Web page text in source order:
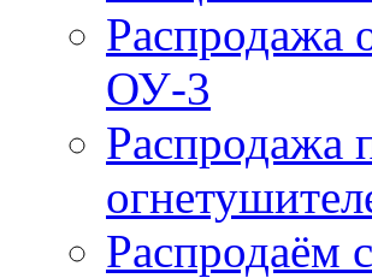
Распродажа
ОУ-3
Распродажа
Распродаём